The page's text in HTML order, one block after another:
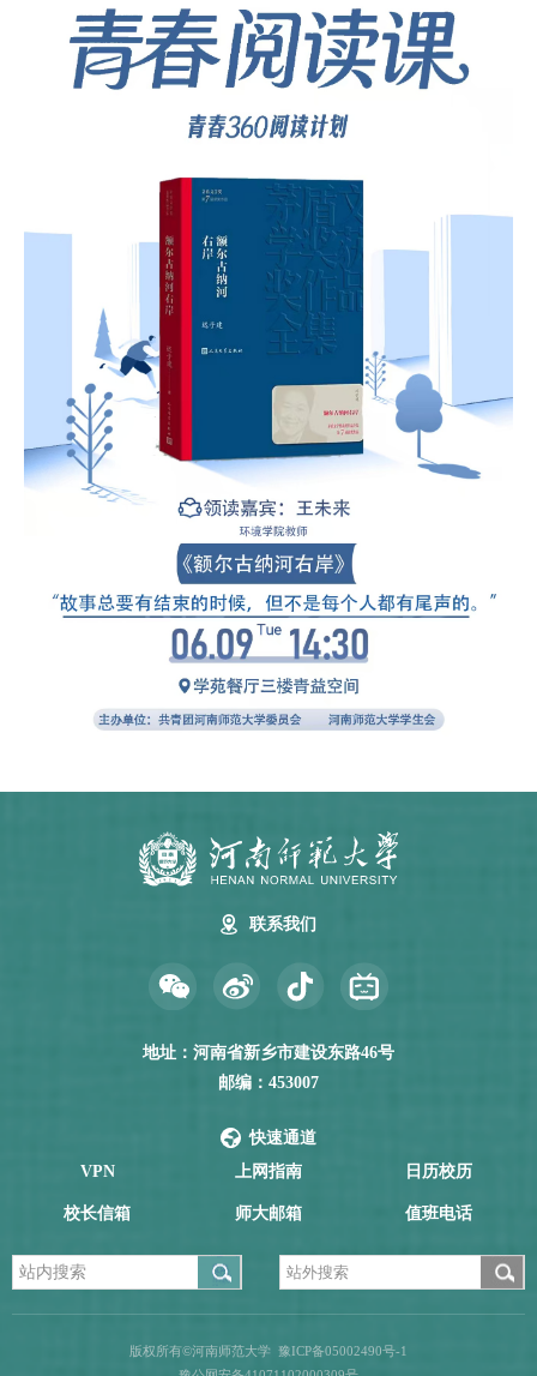
联系我们
地址：河南省新乡市建设东路46号
邮编：453007
快速通道
VPN
上网指南 日历校历
校长信箱 师大邮箱 值班电话
版权所有©河南师范大学 豫ICP备05002490号-1